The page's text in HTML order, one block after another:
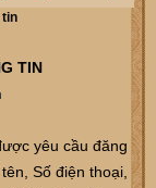
tin
TIN
yêu cầu đăng
Số điện thoại,